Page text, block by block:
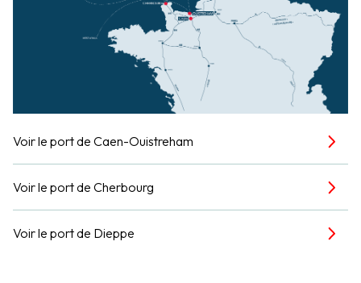
Voir le port de Caen-Ouistreham
Voir le port de Cherbourg
Voir le port de Dieppe